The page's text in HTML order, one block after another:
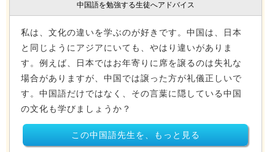
中国語を勉強する生徒へアドバイス
私は、文化の違いを学ぶのが好きです。中国は、日本
と同じようにアジアにいても、やはり違いがありま
す。例えば、日本ではお年寄りに席を譲るのは失礼な
場合がありますが、中国では譲った方が礼儀正しいで
す。中国語だけではなく、その言葉に隠している中国
の文化も学びましょうか？
この中国語先生を、もっと見る